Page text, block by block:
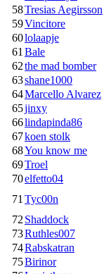
58Tresias Aegirsson
59Vincitore
60lolaapje
61 Bale
62the mad bomber
63shane1000
64Marcello Alvarez
65jinxy
66lindapinda86
67koen stolk
68You know me
69Troel
70elfetto04
71 Tyc00n
72 Shaddock
73Ruthles007
74Rabskatran
75Birinor